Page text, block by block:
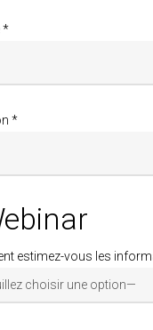
*
*
estimez-vous les